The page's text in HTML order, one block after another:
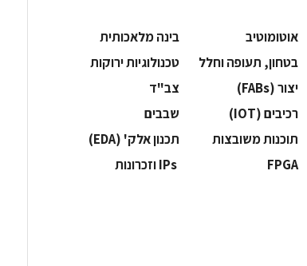
אוטומוטיב
בינה מלאכותית
בטחון, תעופה וחלל
‫טכנולוגיות ירוקות‬
‫יצור (‪(FABs‬‬
‫צב"ד‬
‫רכיבים‬ (IOT)
‫שבבים‬
‫תוכנות משובצות‬
‫תכנון אלק' (‪(EDA‬‬
‫‪FPGA‬‬
‫ ‪וזכרונות IPs‬‬